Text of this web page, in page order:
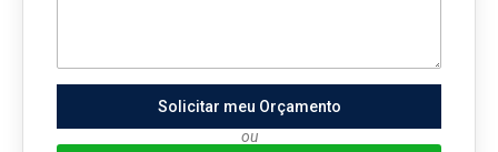
Solicitar meu Orçamento
ou